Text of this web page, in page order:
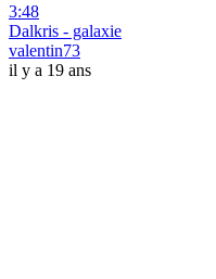
3:48
Dalkris - galaxie
valentin73
il y a 19 ans